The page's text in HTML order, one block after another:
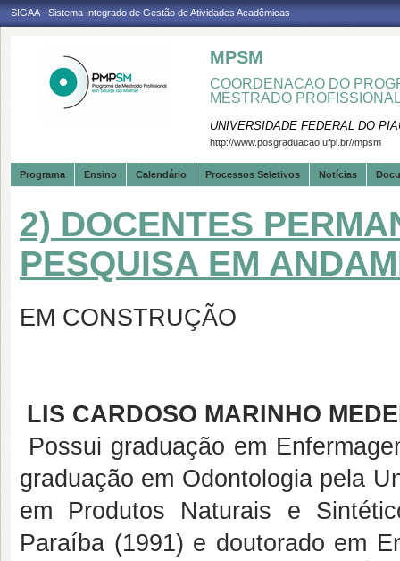
SIGAA - Sistema Integrado de Gestão de Atividades Acadêmicas
MPSM
COORDENACAO DO
MESTRADO
UNIVERSIDADE FEDERAL DO
http://www.posgraduacao.ufpi.br//mpsm
Programa Ensino Calendário Processos Seletivos Notícias
2) DOCENTES
PESQUISA EM
EM CONSTRUÇÃO
LIS CARDOSO MARINHO
Possui graduação em
graduação em Odontologia pela
em Produtos Naturais e
Paraíba (1991) e doutorado em